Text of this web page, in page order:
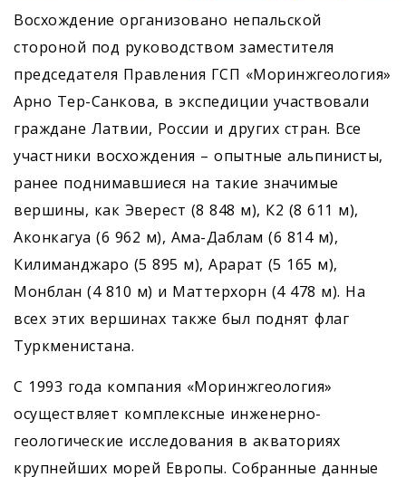
Восхождение организовано непальской
стороной под руководством заместителя
председателя Правления ГСП «Моринжгеология»
Арно Тер-Санкова, в экспедиции участвовали
граждане Латвии, России и других стран. Все
участники восхождения – опытные альпинисты,
ранее поднимавшиеся на такие значимые
вершины, как Эверест (8 848 м), К2 (8 611 м),
Аконкагуа (6 962 м), Ама-Даблам (6 814 м),
Килиманджаро (5 895 м), Арарат (5 165 м),
Монблан (4 810 м) и Маттерхорн (4 478 м). На
всех этих вершинах также был поднят флаг
Туркменистана.
С 1993 года компания «Моринжгеология»
осуществляет комплексные инженерно-
геологические исследования в акваториях
крупнейших морей Европы. Собранные данные